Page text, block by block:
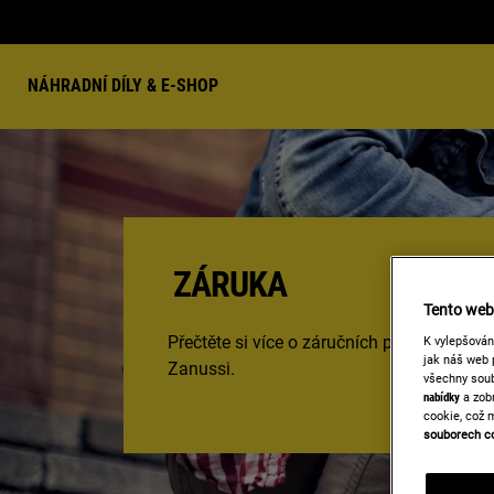
NÁHRADNÍ DÍLY & E-SHOP
ZÁRUKA
Přečtěte si více o záručních podmínkách
Zanussi.
Tento
K
jak náš web
všechny
nabídky a
cookie, což
souborech